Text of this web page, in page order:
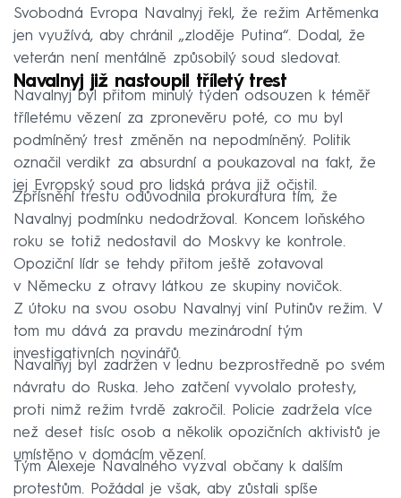
Svobodná Evropa Navalnyj řekl, že režim Artěmenka
jen využívá, aby chránil „zloděje Putina“. Dodal, že
veterán není mentálně způsobilý soud sledovat.
Navalnyj již nastoupil tříletý trest
Navalnyj byl přitom minulý týden odsouzen k téměř
tříletému vězení za zpronevěru poté, co mu byl
podmíněný trest změněn na nepodmíněný. Politik
označil verdikt za absurdní a poukazoval na fakt, že
jej Evropský soud pro lidská práva již očistil.
Zpřísnění trestu odůvodnila prokuratura tím, že
Navalnyj podmínku nedodržoval. Koncem loňského
roku se totiž nedostavil do Moskvy ke kontrole.
Opoziční lídr se tehdy přitom ještě zotavoval
v Německu z otravy látkou ze skupiny novičok.
Z útoku na svou osobu Navalnyj viní Putinův režim. V
tom mu dává za pravdu mezinárodní tým
investigativních novinářů.
Navalnyj byl zadržen v lednu bezprostředně po svém
návratu do Ruska. Jeho zatčení vyvolalo protesty,
proti nimž režim tvrdě zakročil. Policie zadržela více
než deset tisíc osob a několik opozičních aktivistů je
umístěno v domácím vězení.
Tým Alexeje Navalného vyzval občany k dalším
protestům. Požádal je však, aby zůstali spíše